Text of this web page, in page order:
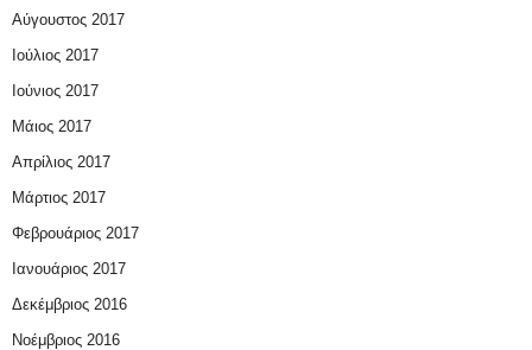
Αύγουστος 2017
Ιούλιος 2017
Ιούνιος 2017
Μάιος 2017
Απρίλιος 2017
Μάρτιος 2017
Φεβρουάριος 2017
Ιανουάριος 2017
Δεκέμβριος 2016
Νοέμβριος 2016